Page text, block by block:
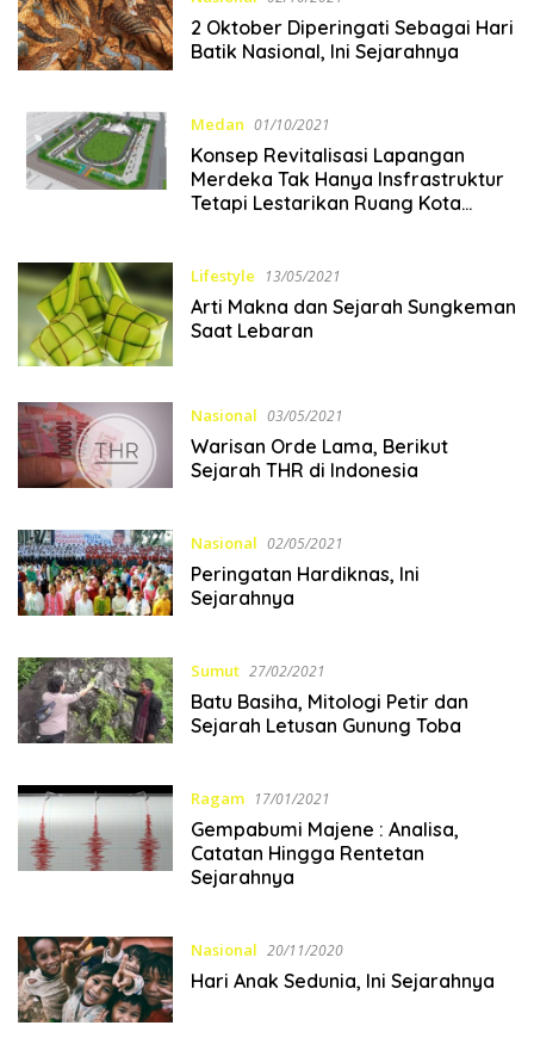
2 Oktober Diperingati Sebagai Hari
Batik Nasional, Ini Sejarahnya
Medan 01/10/2021
Konsep Revitalisasi Lapangan
Merdeka Tak Hanya Insfrastruktur
Tetapi Lestarikan Ruang Kota
Lifestyle 13/05/2021
Arti Makna dan Sejarah Sungkeman
Saat Lebaran
Nasional 03/05/2021
Warisan Orde Lama, Berikut
Sejarah THR di Indonesia
Nasional 02/05/2021
Peringatan Hardiknas, Ini
Sejarahnya
Sumut 27/02/2021
Batu Basiha, Mitologi Petir dan
Sejarah Letusan Gunung Toba
Ragam 17/01/2021
Gempabumi Majene : Analisa,
Catatan Hingga Rentetan
Sejarahnya
Nasional 20/11/2020
Hari Anak Sedunia, Ini Sejarahnya